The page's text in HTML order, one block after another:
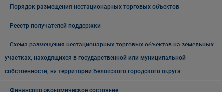
Порядок размещения нестационарных торговых объектов
Реестр получателей поддержки
Схема размещения нестационарных торговых объектов на земельных
участках, находящихся в государственной или муниципальной
собственности, на территории Беловского городского округа
Финансово экономическое состояние